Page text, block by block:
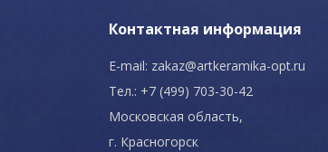
Контактная информация
E-mail: zakaz@artkeramika-opt.ru
Тел.: +7 (499) 703-30-42
Московская область,
г. Красногорск